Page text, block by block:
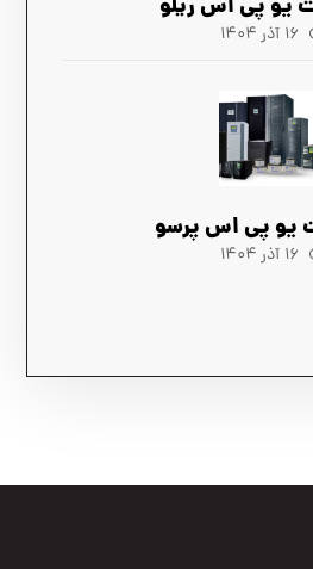
یو پی اس ریلو
۱۶ آذر ۱۴۰۴
یو پی اس پرسو
۱۶ آذر ۱۴۰۴